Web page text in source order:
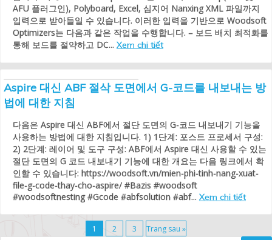
AFU 플러그인), Polyboard, Excel, 심지어 Nanxing XML 파일까지
입력으로 받아들일 수 있습니다. 이러한 입력을 기반으로 Woodsoft
Optimizers는 다음과 같은 작업을 수행합니다. – 보드 배치 최적화를
통해 보드를 절약하고 DC... Xem chi tiết
Aspire 대신 ABF 절삭 도면에서 G-코드를 내보내는 방
법에 대한 지침
다음은 Aspire 대신 ABF에서 절단 도면의 G-코드 내보내기 기능을
사용하는 방법에 대한 지침입니다. 1) 1단계: 포스트 프로세서 구성:
2) 2단계: 레이어 및 도구 구성: ABF에서 Aspire 대신 사용할 수 있는
절단 도면의 G 코드 내보내기 기능에 대한 개요는 다음 링크에서 확
인할 수 있습니다: https://woodsoft.vn/mien-phi-tinh-nang-xuat-
file-g-code-thay-cho-aspire/ #Bazis #woodsoft
#woodsoftnesting #Gcode #abfsolution #abf... Xem chi tiết
1 2 3 Trang sau »